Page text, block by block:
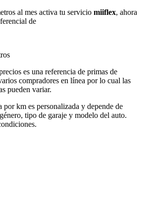
al mes activa tu servicio miiflex, ahora
de
es una referencia de primas de
compradores en línea por lo cual las
pueden variar.
por km es personalizada y depende de
tipo de garaje y modelo del auto.